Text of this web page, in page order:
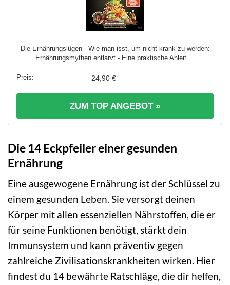
Die Ernährungslügen - Wie man isst, um nicht krank zu werden:
Ernährungsmythen entlarvt - Eine praktische Anleit ...
24,90 €
ZUM TOP ANGEBOT »
Die 14 Eckpfeiler einer gesunden
Ernährung
Eine ausgewogene Ernährung ist der Schlüssel zu
einem gesunden Leben. Sie versorgt deinen
Körper mit allen essenziellen Nährstoffen, die er
für seine Funktionen benötigt, stärkt dein
Immunsystem und kann präventiv gegen
zahlreiche Zivilisationskrankheiten wirken. Hier
findest du 14 bewährte Ratschläge, die dir helfen,